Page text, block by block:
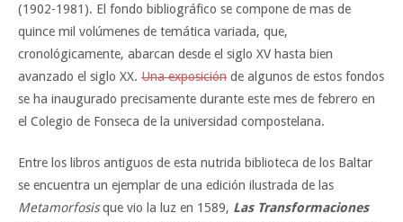
(1902-1981). El fondo bibliográfico se compone de mas de
quince mil volúmenes de temática variada, que,
cronológicamente, abarcan desde el siglo XV hasta bien
avanzado el siglo XX. Una exposición de algunos de estos fondos
se ha inaugurado precisamente durante este mes de febrero en
el Colegio de Fonseca de la universidad compostelana.
Entre los libros antiguos de esta nutrida biblioteca de los Baltar
se encuentra un ejemplar de una edición ilustrada de las
Metamorfosisque vio la luz en 1589, Las Transformaciones